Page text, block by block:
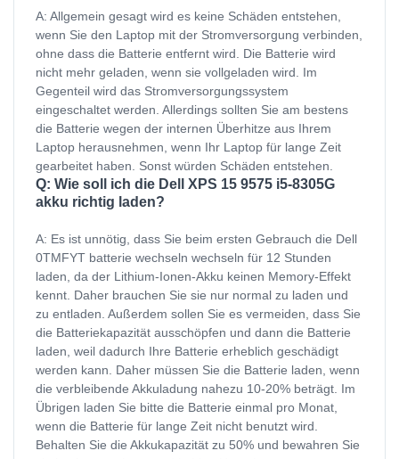
A: Allgemein gesagt wird es keine Schäden entstehen,
wenn Sie den Laptop mit der Stromversorgung verbinden,
ohne dass die Batterie entfernt wird. Die Batterie wird
nicht mehr geladen, wenn sie vollgeladen wird. Im
Gegenteil wird das Stromversorgungssystem
eingeschaltet werden. Allerdings sollten Sie am bestens
die Batterie wegen der internen Überhitze aus Ihrem
Laptop herausnehmen, wenn Ihr Laptop für lange Zeit
gearbeitet haben. Sonst würden Schäden entstehen.
Q: Wie soll ich die Dell XPS 15 9575 i5-8305G
akku richtig laden?
A: Es ist unnötig, dass Sie beim ersten Gebrauch die Dell
0TMFYT batterie wechseln wechseln für 12 Stunden
laden, da der Lithium-Ionen-Akku keinen Memory-Effekt
kennt. Daher brauchen Sie sie nur normal zu laden und
zu entladen. Außerdem sollen Sie es vermeiden, dass Sie
die Batteriekapazität ausschöpfen und dann die Batterie
laden, weil dadurch Ihre Batterie erheblich geschädigt
werden kann. Daher müssen Sie die Batterie laden, wenn
die verbleibende Akkuladung nahezu 10-20% beträgt. Im
Übrigen laden Sie bitte die Batterie einmal pro Monat,
wenn die Batterie für lange Zeit nicht benutzt wird.
Behalten Sie die Akkukapazität zu 50% und bewahren Sie